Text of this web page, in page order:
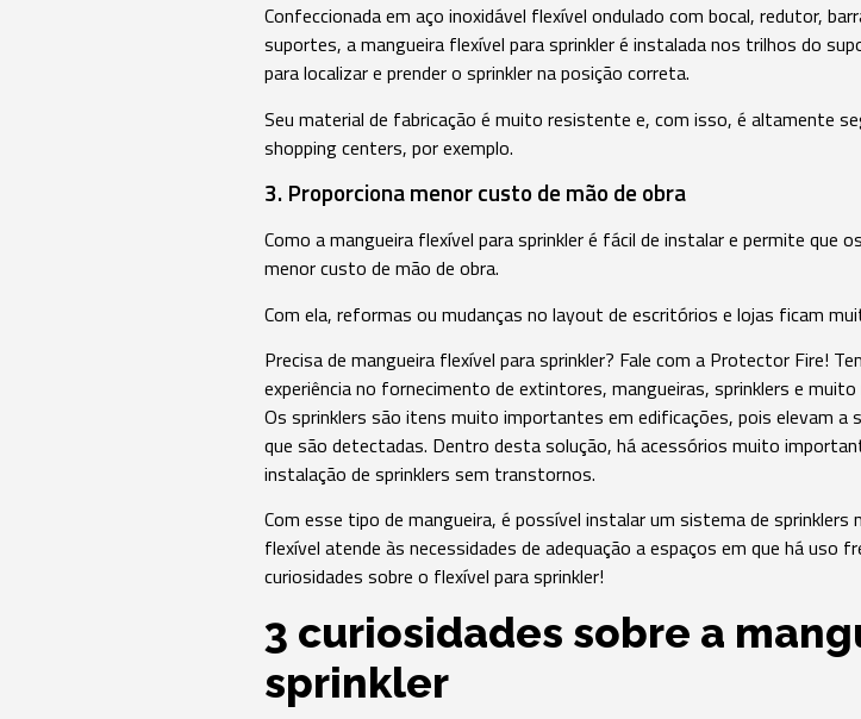
Confeccionada em aço inoxidável flexível ondulado com bocal, redutor,
suportes, a mangueira flexível para sprinkler é instalada nos trilhos do
para localizar e prender o sprinkler na posição correta.
Seu material de fabricação é muito resistente e, com isso, é altamente
shopping centers, por exemplo.
3. Proporciona menor custo de mão de obra
Como a mangueira flexível para sprinkler é fácil de instalar e permite que
menor custo de mão de obra.
Com ela, reformas ou mudanças no layout de escritórios e lojas ficam
Precisa de mangueira flexível para sprinkler? Fale com a Protector Fire!
experiência no fornecimento de extintores, mangueiras, sprinklers e muito
Os sprinklers são itens muito importantes em edificações, pois elevam a
que são detectadas. Dentro desta solução, há acessórios muito
instalação de sprinklers sem transtornos.
Com esse tipo de mangueira, é possível instalar um sistema de
flexível atende às necessidades de adequação a espaços em que há uso
curiosidades sobre o flexível para sprinkler!
3 curiosidades sobre a
sprinkler